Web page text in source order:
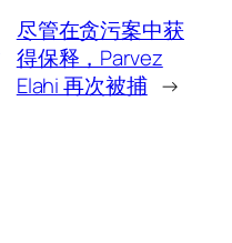
尽管在贪污案中获
得保释，Parvez
Elahi 再次被捕 →